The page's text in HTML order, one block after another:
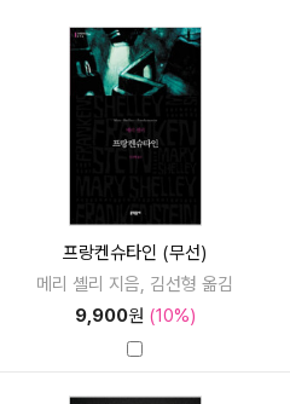
프랑켄슈타인 (무선)
메리 셸리 지음, 김선형 옮김
9,900원 (10%)